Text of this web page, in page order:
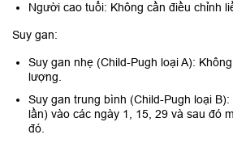
Người cao tuổi: Không cần điều chỉnh
Suy gan:
Suy gan nhẹ (Child-Pugh loại A):
lượng.
Suy gan trung bình (Child-Pugh loại
lần) vào các ngày 1, 15, 29 và sau đó
đó.